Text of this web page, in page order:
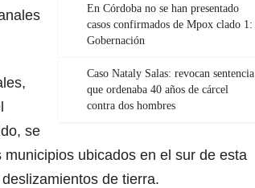
En Córdoba no se han presentado
casos confirmados de Mpox clado 1:
Gobernación
Caso Nataly Salas: revocan sentencia
que ordenaba 40 años de cárcel
contra dos hombres
se
ubicados en el sur de esta
de tierra.